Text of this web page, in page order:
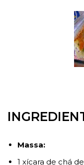
Massa:
1 xícara de chá